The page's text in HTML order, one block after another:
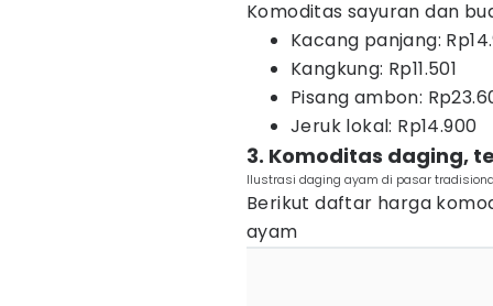
Komoditas sayuran dan
Kacang panjang:
Kangkung: Rp11.501
Pisang ambon:
Jeruk lokal: Rp14.900
3. Komoditas daging,
Ilustrasi daging ayam di pasar
Berikut daftar harga
ayam